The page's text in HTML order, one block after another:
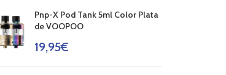
Pnp-X Pod Tank 5ml Color Plata
de VOOPOO
19,95€